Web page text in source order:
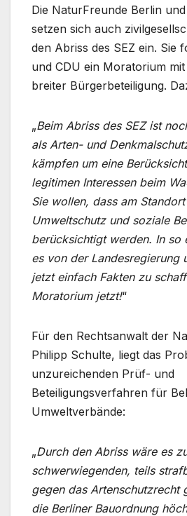
Die NaturFreunde Berlin
setzen sich auch
den Abriss des SEZ ein. Sie
und CDU ein Moratorium
breiter Bürgerbeteiligung.
„Beim Abriss des SEZ ist
als Arten- und
kämpfen um eine
legitimen Interessen beim
Sie wollen, dass am
Umweltschutz und soziale
berücksichtigt werden. In so
es von der Landesregierung
jetzt einfach Fakten zu
Moratorium jetzt!“
Für den Rechtsanwalt der
Philipp Schulte, liegt das
unzureichenden Prüf- und
Beteiligungsverfahren für
Umweltverbände:
„Durch den Abriss wäre es
schwerwiegenden, teils
gegen das Artenschutzrecht
die Berliner Bauordnung